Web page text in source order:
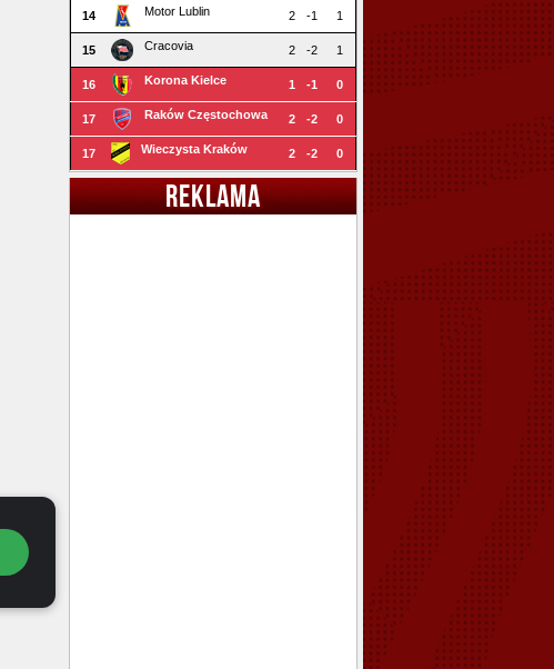
14 Motor Lublin 2 -1 1
15 Cracovia 2 -2 1
16 Korona Kielce 1 -1 0
17 Raków Częstochowa 2 -2 0
17 Wieczysta Kraków 2 -2 0
REKLAMA